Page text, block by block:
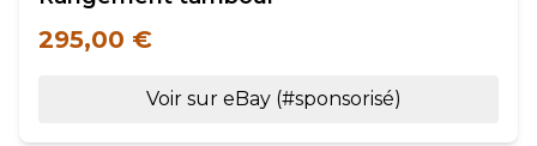
295,00 €
Voir sur eBay (#sponsorisé)